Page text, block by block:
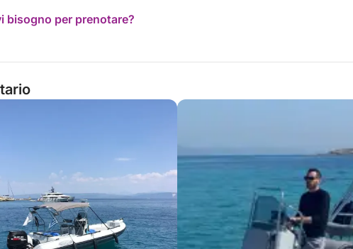
bisogno per prenotare?